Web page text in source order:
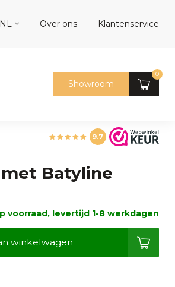
NL Over ons Klantenservice
Showroom
0
9.7
Batyline
voorraad, levertijd 1-8 werkdagen
winkelwagen